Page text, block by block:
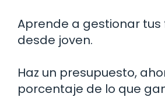
Aprende a gestionar tus
desde joven.
Haz un presupuesto,
porcentaje de lo que